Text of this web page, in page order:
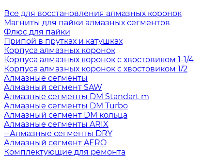
Все для восстановления алмазных коронок
Магниты для пайки алмазных сегментов
Флюс для пайки
Припой в прутках и катушках
Корпуса алмазных коронок
Корпуса алмазных коронок с хвостовиком 1-1/4
Корпуса алмазных коронок с хвостовиком 1/2
Алмазные сегменты
Алмазный сегмент SAW
Алмазные сегменты DM Standart m
Алмазные сегменты DM Turbo
Алмазный сегмент DM кольца
Алмазные сегменты ARIX
--Алмазные сегменты DRY
Алмазный сегмент AERO
Комплектующие для ремонта